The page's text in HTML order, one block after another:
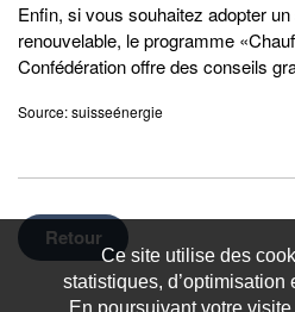
Enfin, si vous souhaitez adopter
renouvelable, le programme
Confédération offre des conseils
Source: suisseénergie
Retour
Ce site utilise des
statistiques, d’optimisation
En poursuivant votre